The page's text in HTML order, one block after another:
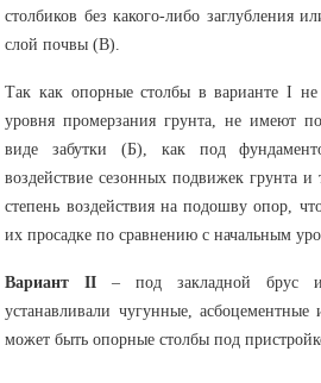
столбиков без какого-либо заглубления
слой почвы (В).
Так как опорные столбы в варианте I
уровня промерзания грунта, не имеют
виде забутки (Б), как под
воздействие сезонных подвижек грунта
степень воздействия на подошву опор,
их просадке по сравнению с начальным
Вариант II – под закладной брус
устанавливали чугунные, асбоцементные
может быть опорные столбы под